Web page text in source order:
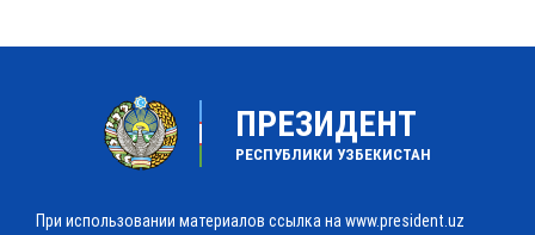
ПРЕЗИДЕНТ
РЕСПУБЛИКИ УЗБЕКИСТАН
При использовании материалов ссылка на www.president.uz